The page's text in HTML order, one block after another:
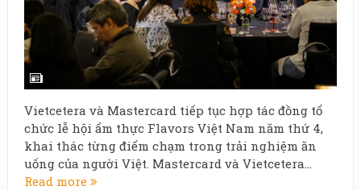
Vietcetera và Mastercard tiếp tục hợp tác đồng tổ
chức lễ hội ẩm thực Flavors Việt Nam năm thứ 4,
khai thác từng điểm chạm trong trải nghiệm ăn
uống của người Việt. Mastercard và Vietcetera...
Read more